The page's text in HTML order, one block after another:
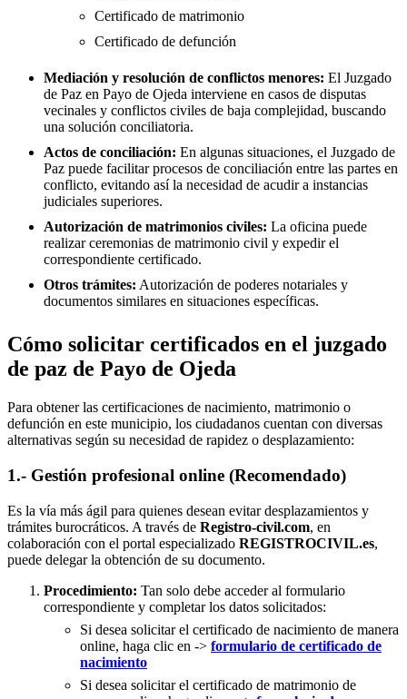
Certificado de matrimonio
Certificado de defunción
Mediación y resolución de conflictos menores: El Juzgado
de Paz en Payo de Ojeda interviene en casos de disputas
vecinales y conflictos civiles de baja complejidad, buscando
una solución conciliatoria.
Actos de conciliación: En algunas situaciones, el Juzgado de
Paz puede facilitar procesos de conciliación entre las partes en
conflicto, evitando así la necesidad de acudir a instancias
judiciales superiores.
Autorización de matrimonios civiles: La oficina puede
realizar ceremonias de matrimonio civil y expedir el
correspondiente certificado.
Otros trámites: Autorización de poderes notariales y
documentos similares en situaciones específicas.
Cómo solicitar certificados en el juzgado
de paz de Payo de Ojeda
Para obtener las certificaciones de nacimiento, matrimonio o
defunción en este municipio, los ciudadanos cuentan con diversas
alternativas según su necesidad de rapidez o desplazamiento:
1.- Gestión profesional online (Recomendado)
Es la vía más ágil para quienes desean evitar desplazamientos y
trámites burocráticos. A través de Registro-civil.com, en
colaboración con el portal especializado REGISTROCIVIL.es,
puede delegar la obtención de su documento.
Procedimiento: Tan solo debe acceder al formulario
correspondiente y completar los datos solicitados:
Si desea solicitar el certificado de nacimiento de manera
online, haga clic en -> formulario de certificado de
nacimiento
Si desea solicitar el certificado de matrimonio de